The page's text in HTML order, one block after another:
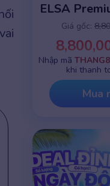
ELSA
Giá gốc:
Nhập mã THANG8
khi thanh
Mua